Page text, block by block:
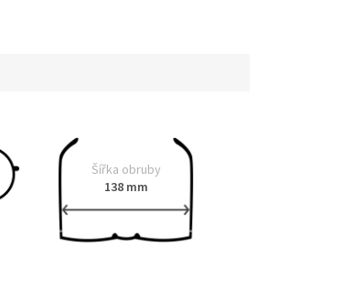
Šířka obruby
138 mm